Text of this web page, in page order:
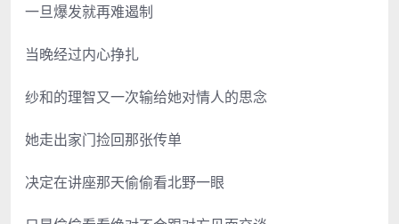
一旦爆发就再难遏制
当晚经过内心挣扎
纱和的理智又一次输给她对情人的思念
她走出家门捡回那张传单
决定在讲座那天偷偷看北野一眼